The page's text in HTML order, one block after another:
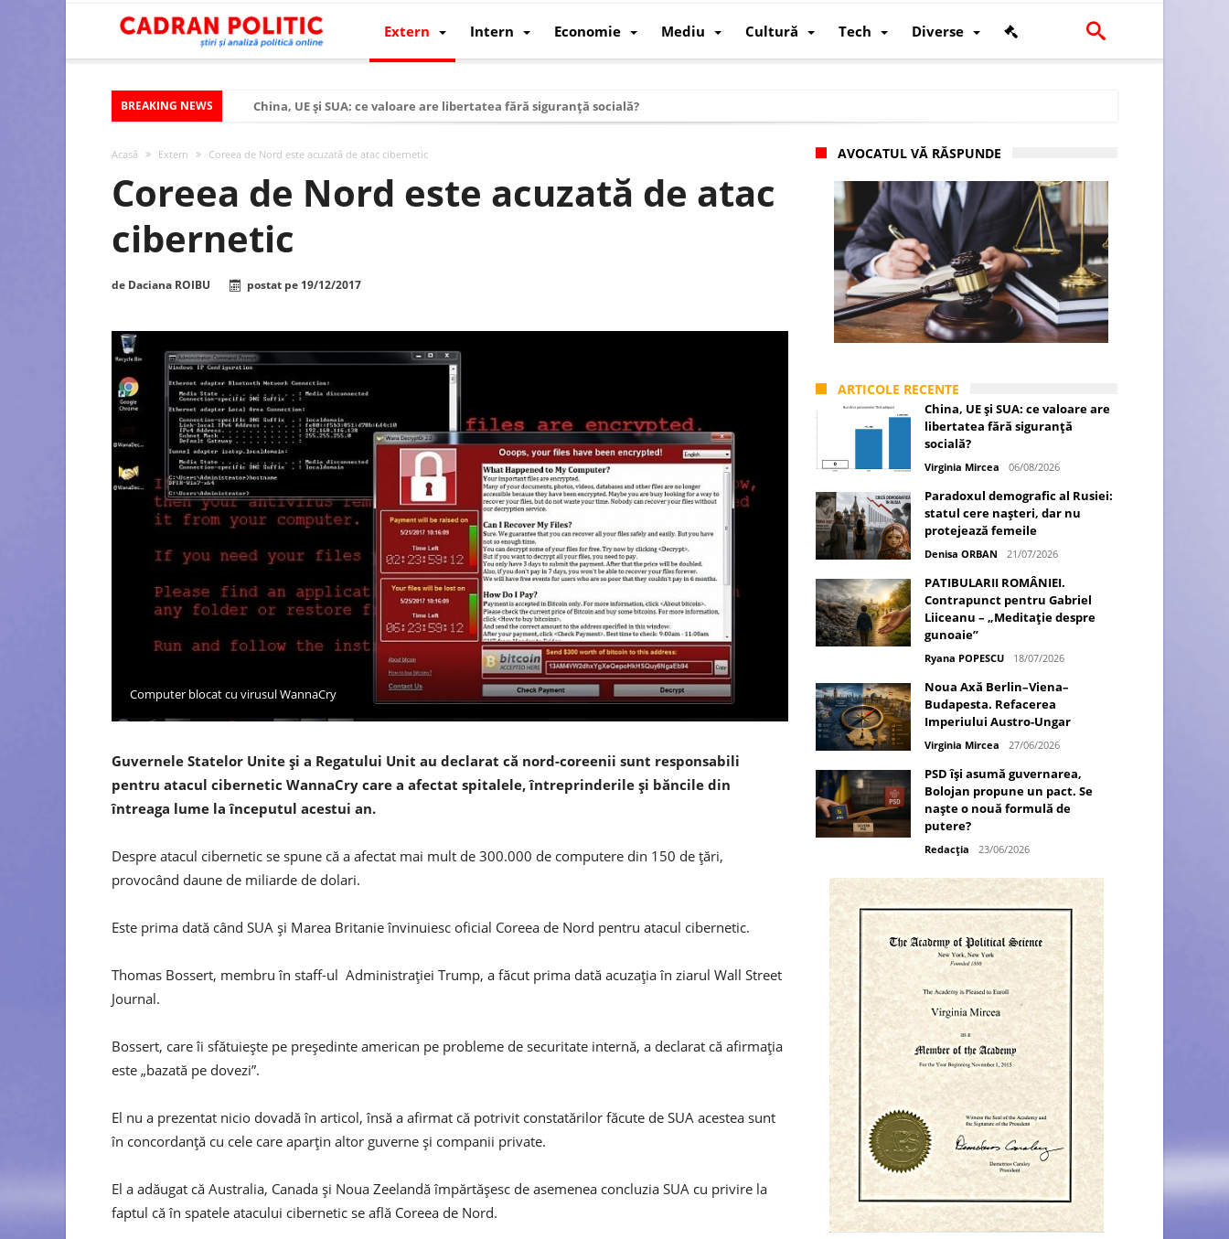
Extern Intern Economie Mediu Cultură Tech Diverse
BREAKING NEWS
China, UE și SUA: ce valoare are libertatea fără siguranță socială?
Modelul economic al Chinei: cum a devenit atelierul lumii și rivalul economic al SUA
Modelul economic al Rusiei: de ce rezistă?
Viitorul României în Uniunea Europeană. Ce ne așteaptă? – O analiză structurală a demografiei, fiscalității și poziției României în U.E.
Controlul minții prin nanoparticule
Huawei dezvoltă un nou cip AI pentru a înlocui Nvidia
Acasă Extern Coreea de Nord este acuzată de atac cibernetic
Coreea de Nord este acuzată de atac
cibernetic
de Daciana ROIBU postat pe 19/12/2017
Computer blocat cu virusul WannaCry
Guvernele Statelor Unite și a Regatului Unit au declarat că nord-coreenii sunt responsabili
pentru atacul cibernetic WannaCry care a afectat spitalele, întreprinderile și băncile din
întreaga lume la începutul acestui an.
Despre atacul cibernetic se spune că a afectat mai mult de 300.000 de computere din 150 de țări,
provocând daune de miliarde de dolari.
Este prima dată când SUA și Marea Britanie învinuiesc oficial Coreea de Nord pentru atacul cibernetic.
Thomas Bossert, membru în staff-ul Administrației Trump, a făcut prima dată acuzația în ziarul Wall Street
Journal.
Bossert, care îi sfătuiește pe președinte american pe probleme de securitate internă, a declarat că afirmația
este „bazată pe dovezi”.
El nu a prezentat nicio dovadă în articol, însă a afirmat că potrivit constatărilor făcute de SUA acestea sunt
în concordanță cu cele care aparțin altor guverne și companii private.
El a adăugat că Australia, Canada și Noua Zeelandă împărtășesc de asemenea concluzia SUA cu privire la
faptul că în spatele atacului cibernetic se află Coreea de Nord.
AVOCATUL VĂ RĂSPUNDE
ARTICOLE RECENTE
China, UE și SUA: ce valoare are
libertatea fără siguranță
socială?
Virginia Mircea 06/08/2026
Paradoxul demografic al Rusiei:
statul cere nașteri, dar nu
protejează femeile
Denisa ORBAN 21/07/2026
PATIBULARII ROMÂNIEI.
Contrapunct pentru Gabriel
Liiceanu – „Meditație despre
gunoaie”
Ryana POPESCU 18/07/2026
Noua Axă Berlin–Viena–
Budapesta. Refacerea
Imperiului Austro-Ungar
Virginia Mircea 27/06/2026
PSD își asumă guvernarea,
Bolojan propune un pact. Se
naște o nouă formulă de
putere?
Redacția 23/06/2026